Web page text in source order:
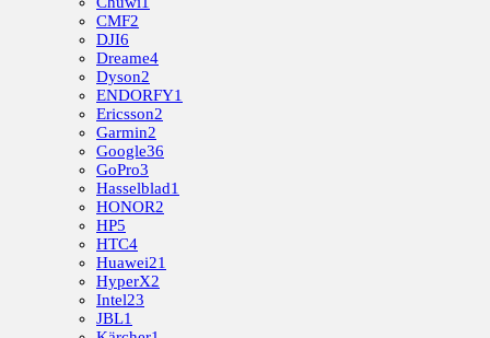
CMF2
DJI6
Dreame4
Dyson2
ENDORFY1
Ericsson2
Garmin2
Google36
GoPro3
Hasselblad1
HONOR2
HP5
HTC4
Huawei21
HyperX2
Intel23
JBL1